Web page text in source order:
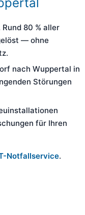
80 % aller
— ohne
nach Wuppertal in
Störungen
für Ihren
Notfallservice.